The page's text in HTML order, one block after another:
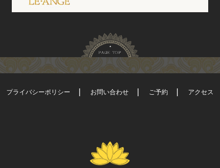
プライバシーポリシー お問い合わせ ご予約 アクセス